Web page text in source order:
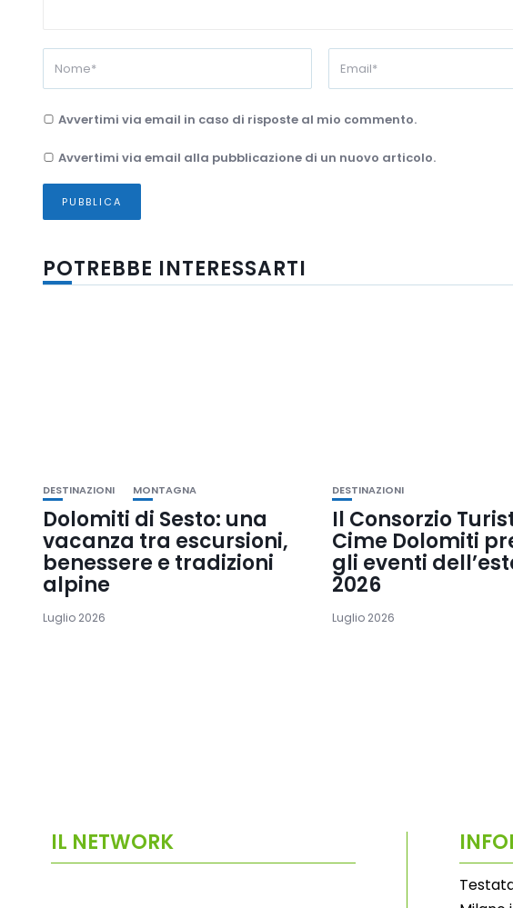
Avvertimi via email in caso di risposte al mio commento.
Avvertimi via email alla pubblicazione di un nuovo articolo.
POTREBBE INTERESSARTI
DESTINAZIONI MONTAGNA
Dolomiti di Sesto: una
vacanza tra escursioni,
benessere e tradizioni
alpine
Luglio 2026
DESTINAZIONI
Il Consorzio
Cime Dolomiti
gli eventi
2026
Luglio 2026
IL NETWORK